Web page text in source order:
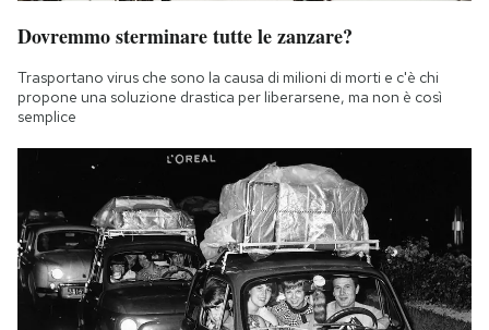
Dovremmo sterminare tutte le zanzare?
Trasportano virus che sono la causa di milioni di morti e c'è chi
propone una soluzione drastica per liberarsene, ma non è così
semplice